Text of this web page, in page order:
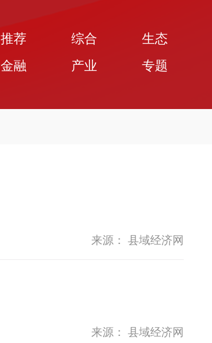
推荐 综合 生态
金融
产业 专题
来源： 县域经济网
来源： 县域经济网